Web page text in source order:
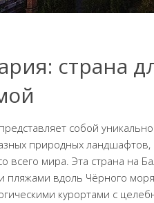
страна
собой
природных
всего мира. Эта страна на
пляжами вдоль Чёрного
курортами с